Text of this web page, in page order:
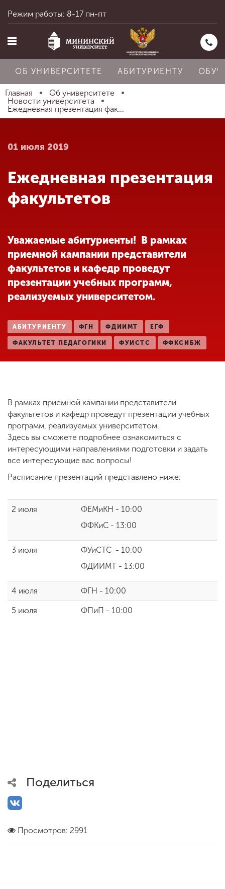
Главная
Абитуриенту
Международная
Другие виды
деятельности
Сведения об
образовательной
организации
SPN CHI
комиссия
+7 (831) 262-26-20
Режим работы: 8-17 пн-пт
ОБ УНИВЕРСИТЕТЕ АБИТУРИЕНТУ
Главная
Об университете
Новости университета
Ежедневная презентация фак...
01 июля 2019
Ежедневная презентация
факультетов
Уважаемые абитуриенты! В рамках
приемной кампании представители
факультетов и кафедр проведут
презентации учебных программ,
реализуемых университетом.
АБИТУРИЕНТУ ФГН ФДИИМТ ЕГФ
ФАКУЛЬТЕТ ПЕДАГОГИКИ ФУИСТС ФФКСИБЖ
В рамках приемной кампании представители
факультетов и кафедр проведут презентации учебных
программ, реализуемых университетом.
Здесь вы сможете подробнее ознакомиться с
интересующими направлениями подготовки и задать
все интересующие вас вопросы!
Расписание презентаций представлено ниже:
2 июля
ФЕМиКН - 10:00
ФФКиС - 13:00
3 июля
ФУиСТС - 10:00
ФДИИМТ - 13:00
4 июля ФГН - 10:00
5 июля ФПиП - 10:00
Поделиться
Просмотров: 2991